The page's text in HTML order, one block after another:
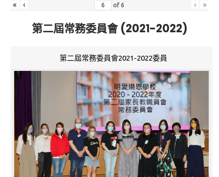
« ‹ of 6 › »
第二屆常務委員會 (2021-2022)
第二屆常務委員會2021-2022委員